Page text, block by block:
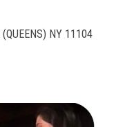
NY 11104